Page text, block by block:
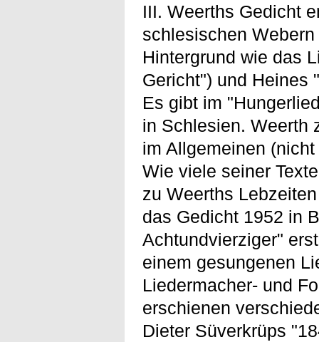
III. Weerths Gedicht
schlesischen
Hintergrund wie das
Gericht") und Heines
Es gibt im
in Schlesien. Weerth
im Allgemeinen
Wie viele seiner
zu Weerths
das Gedicht 1952 in
Achtundvierziger"
einem gesungenen
Liedermacher- und
erschienen
Dieter Süverkrüps